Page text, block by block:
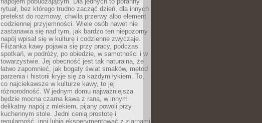
rytuał, bez którego trudno zacząć dzień, dla innych
pretekst do rozmowy, chwila przerwy albo element
codziennej przyjemności. Wiele osób nawet nie
zastanawia się nad tym, jak bardzo ten niepozorny
napój wpisał się w kulturę i codzienne zwyczaje.
Filiżanka kawy pojawia się przy pracy, podczas
spotkań, w podróży, po obiedzie, w samotności i w
towarzystwie. Jej obecność jest tak naturalna, że
łatwo zapomnieć, jak bogaty świat smaków, metod
parzenia i historii kryje się za każdym łykiem. To,
co najciekawsze w kulturze kawy, to jej
różnorodność. W jednym domu najważniejsza
będzie mocna czarna kawa z rana, w innym
delikatny napój z mlekiem, pijany powoli przy
kuchennym stole. Jedni cenią prostotę i
regularność, inni lubią eksperymentować z ziarnami